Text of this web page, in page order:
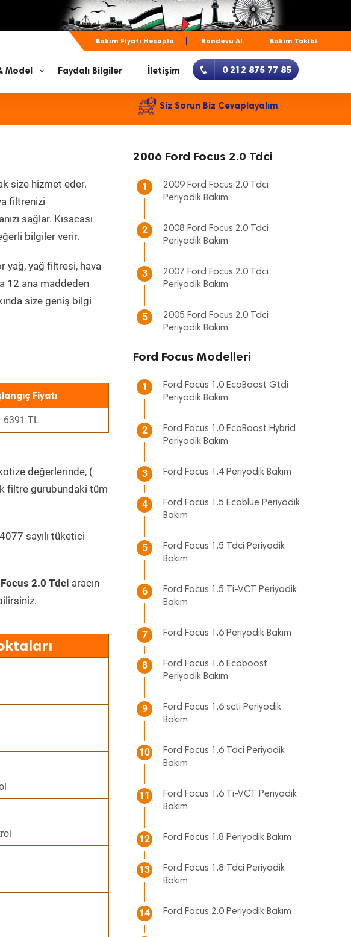
Bakım Fiyatı Hesapla Randevu Al Bakım Takibi
Model Faydalı Bilgiler İletişim 0 212 875 77 85
Siz Sorun Biz Cevaplayalım
size hizmet eder.
filtrenizi
sağlar. Kısacası
bilgiler verir.
yağ, yağ filtresi, hava
12 ana maddeden
size geniş bilgi
Fiyatı
6391 TL
değerlerinde, (
filtre gurubundaki tüm
sayılı tüketici
2.0 Tdci aracın
2006 Ford Focus 2.0 Tdci
1
2009 Ford Focus 2.0 Tdci
Periyodik Bakım
2
2008 Ford Focus 2.0 Tdci
Periyodik Bakım
3
2007 Ford Focus 2.0 Tdci
Periyodik Bakım
5
2005 Ford Focus 2.0 Tdci
Periyodik Bakım
Ford Focus Modelleri
1
Ford Focus 1.0 EcoBoost Gtdi
Periyodik Bakım
2
Ford Focus 1.0 EcoBoost Hybrid
Periyodik Bakım
3 Ford Focus 1.4 Periyodik Bakım
4
Ford Focus 1.5 Ecoblue Periyodik
Bakım
5
Ford Focus 1.5 Tdci Periyodik
Bakım
6
Ford Focus 1.5 Ti-VCT Periyodik
Bakım
7 Ford Focus 1.6 Periyodik Bakım
8
Ford Focus 1.6 Ecoboost
Periyodik Bakım
9
Ford Focus 1.6 scti Periyodik
Bakım
10
Ford Focus 1.6 Tdci Periyodik
Bakım
11
Ford Focus 1.6 Ti-VCT Periyodik
Bakım
12 Ford Focus 1.8 Periyodik Bakım
13
Ford Focus 1.8 Tdci Periyodik
Bakım
14 Ford Focus 2.0 Periyodik Bakım